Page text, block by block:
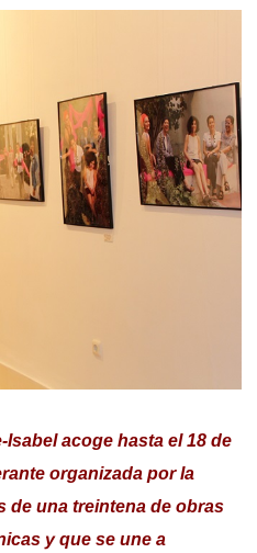
acoge hasta el 18 de
organizada por la
de una treintena de obras
y que se une a